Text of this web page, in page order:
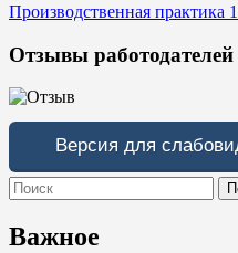
Производственная практика
Отзывы
Версия для
Search
for:
Важное